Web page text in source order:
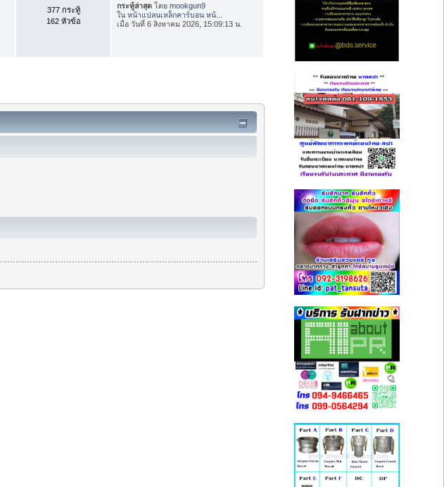
377 กระทู้
162 หัวข้อ
กระทู้ล่าสุด โดยmookgun9
ในหน้าแปลนเหล็กคาร์บอน หน้...
เมื่อ วันที่ 6 สิงหาคม 2026, 15:09:13 น.